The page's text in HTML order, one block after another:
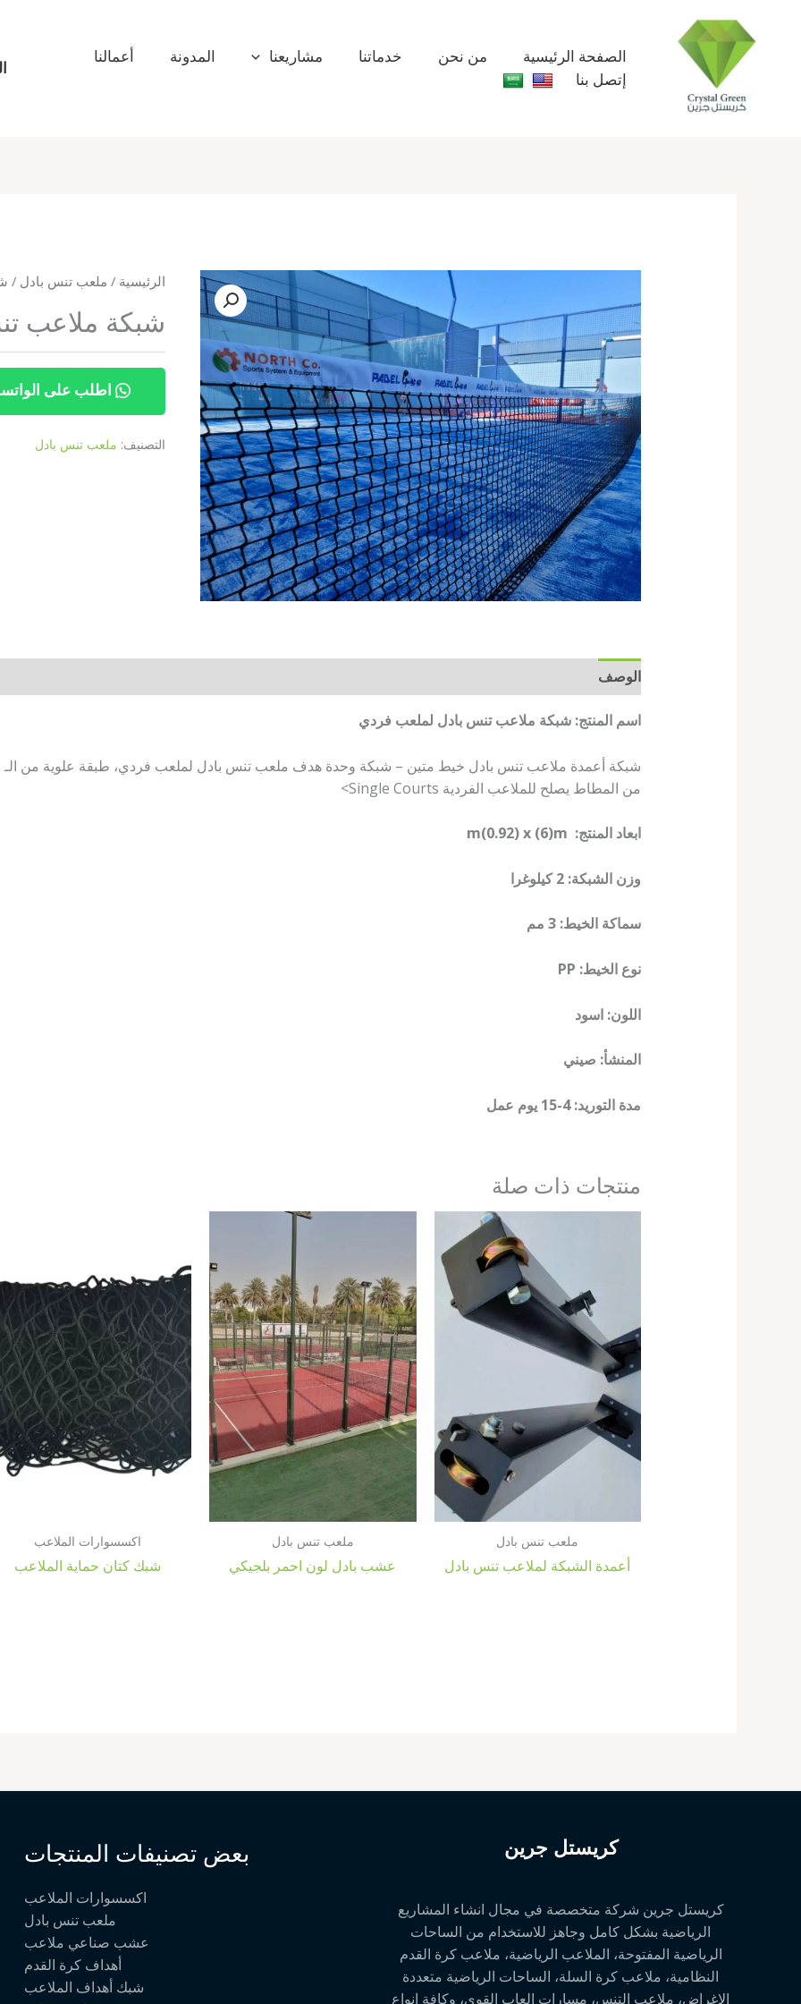
الصفحة الرئيسية من نحن خدماتنا مشاريعنا المدونة
أعمالنا
إتصل بنا
الرئيسية / ملعب تنس بادل /
شبكة ملاعب
اطلب على
التصنيف: ملعب تنس بادل
الوصف
اسم المنتج: شبكة ملاعب تنس بادل لملعب فردي
من المطاط يصلح للملاعب الفردية Single Courts>
ابعاد المنتج: m(0.92) x (6)m
وزن الشبكة: 2 كيلوغرا
سماكة الخيط: 3 مم
نوع الخيط: PP
اللون: اسود
المنشأ: صيني
مدة التوريد: 4-15 يوم عمل
منتجات ذات صلة
ملعب تنس بادل
أعمدة الشبكة لملاعب تنس بادل
ملعب تنس بادل
عشب بادل لون احمر بلجيكي
اكسسوارات الملاعب
شبك كتان حماية الملاعب
كريستل جرين
كريستل جرين شركة متخصصة في مجال انشاء المشاريع
الرياضية بشكل كامل وجاهز للاستخدام من الساحات
الرياضية المفتوحة، الملاعب الرياضية، ملاعب كرة القدم
النظامية، ملاعب كرة السلة، الساحات الرياضية متعددة
الاغراض، ملاعب التنس، مسارات العاب القوى، وكافة انواع
بعض تصنيفات المنتجات
اكسسوارات الملاعب
ملعب تنس بادل
عشب صناعي ملاعب
أهداف كرة القدم
شبك أهداف الملاعب